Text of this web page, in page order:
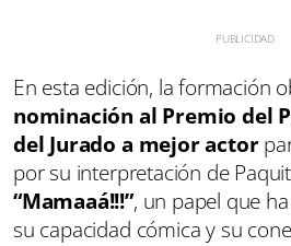
En esta edición, la formación
nominación al Premio del
del Jurado a mejor actor
por su interpretación de
“Mamaaá!!!”, un papel que
su capacidad cómica y su